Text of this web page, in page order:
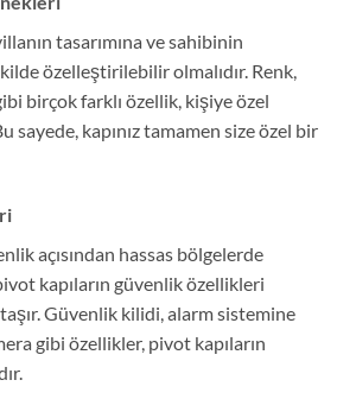
tasarımına ve sahibinin
özelleştirilebilir olmalıdır. Renk,
birçok farklı özellik, kişiye özel
sayede, kapınız tamamen size özel bir
açısından hassas bölgelerde
kapıların güvenlik özellikleri
Güvenlik kilidi, alarm sistemine
gibi özellikler, pivot kapıların